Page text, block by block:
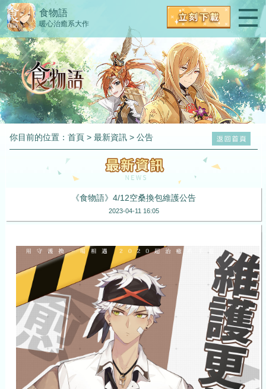
食物語
暖心治癒系大作
你目前的位置：首頁 >最新資訊 >公告
《食物語》4/12空桑換包維護公告
2023-04-11 16:05